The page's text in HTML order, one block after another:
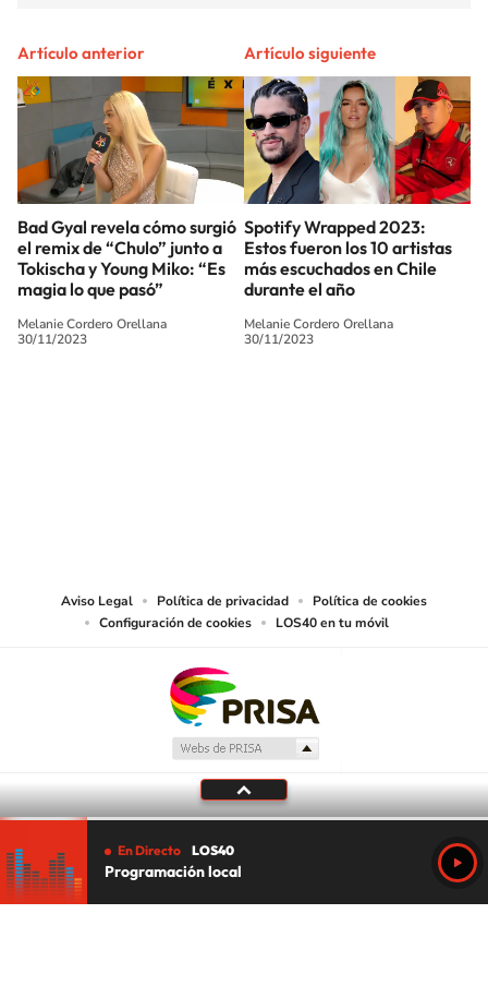
Artículo anterior
Bad Gyal revela cómo surgió
el remix de “Chulo” junto a
Tokischa y Young Miko: “Es
magia lo que pasó”
Melanie Cordero Orellana
30/11/2023
Artículo siguiente
Spotify Wrapped 2023:
Estos fueron los 10 artistas
más escuchados en Chile
durante el año
Melanie Cordero Orellana
30/11/2023
Aviso Legal Política de privacidad
Política de cookies
Configuración de cookies
LOS40 en tu móvil
En Directo LOS40
Programación local